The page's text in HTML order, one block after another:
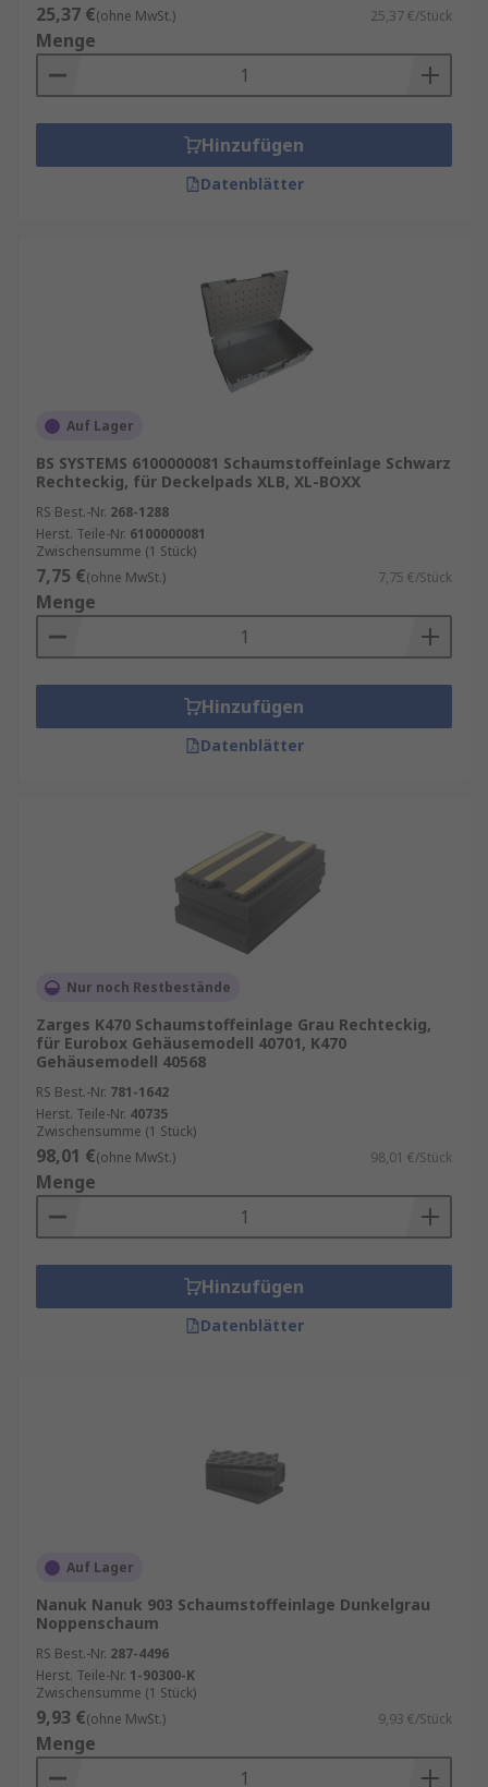
25,37 €(ohne MwSt.) 25,37 €/Stück
Menge
Hinzufügen
Datenblätter
Auf Lager
BS SYSTEMS 6100000081 Schaumstoffeinlage Schwarz
Rechteckig, für Deckelpads XLB, XL-BOXX
RS Best.-Nr. 268-1288
Herst. Teile-Nr. 6100000081
Zwischensumme (1 Stück)
7,75 €(ohne MwSt.) 7,75 €/Stück
Menge
Hinzufügen
Datenblätter
Nur noch Restbestände
Zarges K470 Schaumstoffeinlage Grau Rechteckig,
für Eurobox Gehäusemodell 40701, K470
Gehäusemodell 40568
RS Best.-Nr. 781-1642
Herst. Teile-Nr. 40735
Zwischensumme (1 Stück)
98,01 €(ohne MwSt.) 98,01 €/Stück
Menge
Hinzufügen
Datenblätter
Auf Lager
Nanuk Nanuk 903 Schaumstoffeinlage Dunkelgrau
Noppenschaum
RS Best.-Nr. 287-4496
Herst. Teile-Nr. 1-90300-K
Zwischensumme (1 Stück)
9,93 €(ohne MwSt.) 9,93 €/Stück
Menge